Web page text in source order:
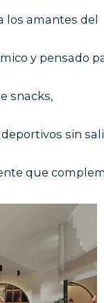
los amantes del
y pensado
snacks,
sin
que